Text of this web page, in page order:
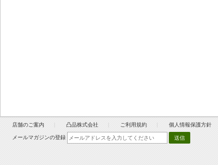
店舗のご案内 凸品株式会社 ご利用規約 個人情報保護方針
メールマガジンの登録 送信